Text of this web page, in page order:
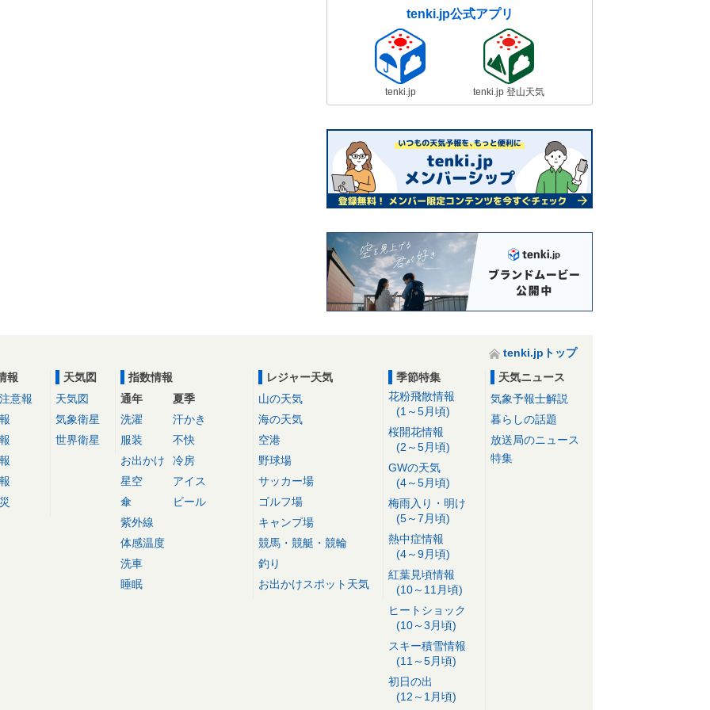
tenki.jp公式アプリ
tenki.jp tenki.jp 登山天気
tenki.jpトップ
報
意報
天気図
天気図
気象衛星
世界衛星
指数情報
通年
洗濯
服装
お出かけ
星空
傘
紫外線
体感温度
洗車
睡眠
夏季
汗かき
不快
冷房
アイス
ビール
レジャー天気
山の天気
海の天気
空港
野球場
サッカー場
ゴルフ場
キャンプ場
競馬・競艇・競輪
釣り
お出かけスポット天気
季節特集
花粉飛散情報
(1～5月頃)
桜開花情報
(2～5月頃)
GWの天気
(4～5月頃)
梅雨入り・明け
(5～7月頃)
熱中症情報
(4～9月頃)
紅葉見頃情報
(10～11月頃)
ヒートショック
(10～3月頃)
スキー積雪情報
(11～5月頃)
初日の出
(12～1月頃)
天気ニュース
気象予報士解説
暮らしの話題
放送局のニュース
特集